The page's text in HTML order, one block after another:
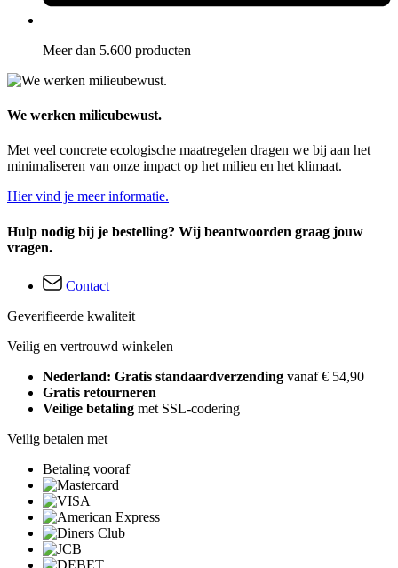
Meer dan 5.600 producten
We werken milieubewust.
Met veel concrete ecologische maatregelen dragen we bij aan het
minimaliseren van onze impact op het milieu en het klimaat.
Hier vind je meer informatie.
Hulp nodig bij je bestelling? Wij beantwoorden graag jouw
vragen.
Contact
Geverifieerde kwaliteit
Veilig en vertrouwd winkelen
Nederland: Gratis standaardverzending vanaf € 54,90
Gratis retourneren
Veilige betaling met SSL-codering
Veilig betalen met
Betaling vooraf